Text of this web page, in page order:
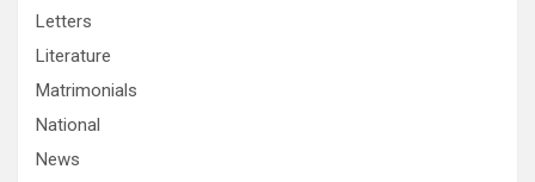
Letters
Literature
Matrimonials
National
News